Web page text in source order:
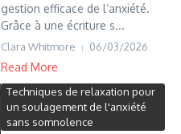
gestion efficace de l’anxiété.
Grâce à une écriture s...
Clara Whitmore 06/03/2026
Read More
Techniques de relaxation pour
un soulagement de l'anxiété
sans somnolence